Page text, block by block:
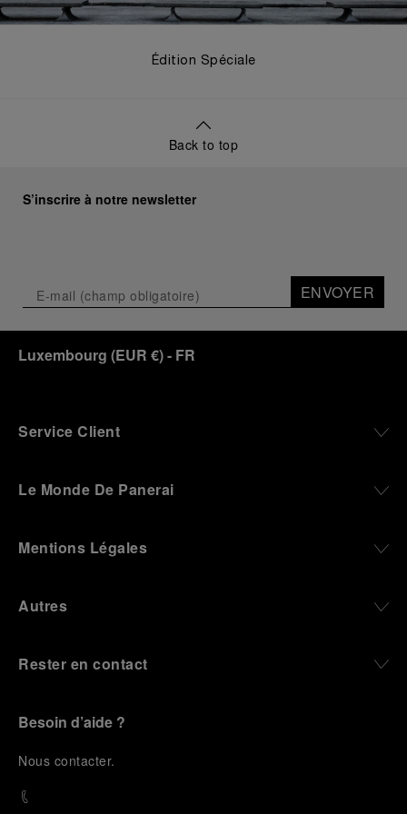
Édition Spéciale
Back to top
S’inscrire à notre newsletter
ENVOYER
Luxembourg (EUR €)- FR
Service Client
Le Monde De Panerai
Mentions Légales
Autres
Rester en contact
Besoin d’aide ?
Nous contacter.